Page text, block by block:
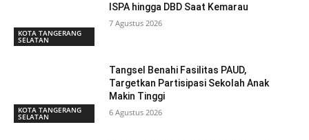
KOTA TANGERANG
SELATAN
ISPA hingga DBD Saat Kemarau
7 Agustus 2026
KOTA TANGERANG
SELATAN
Tangsel Benahi Fasilitas PAUD,
Targetkan Partisipasi Sekolah Anak
Makin Tinggi
6 Agustus 2026